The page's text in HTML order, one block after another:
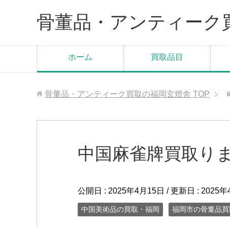
骨董品・アンティーク
ホーム 買取品目
骨董品・アンティーク買取の福岡玄燈舎 TOP
中国麻雀牌買取り
公開日 : 2025年4月15日 / 更新日 : 2025年
中国美術品の買取・福岡 福岡市の骨董品買